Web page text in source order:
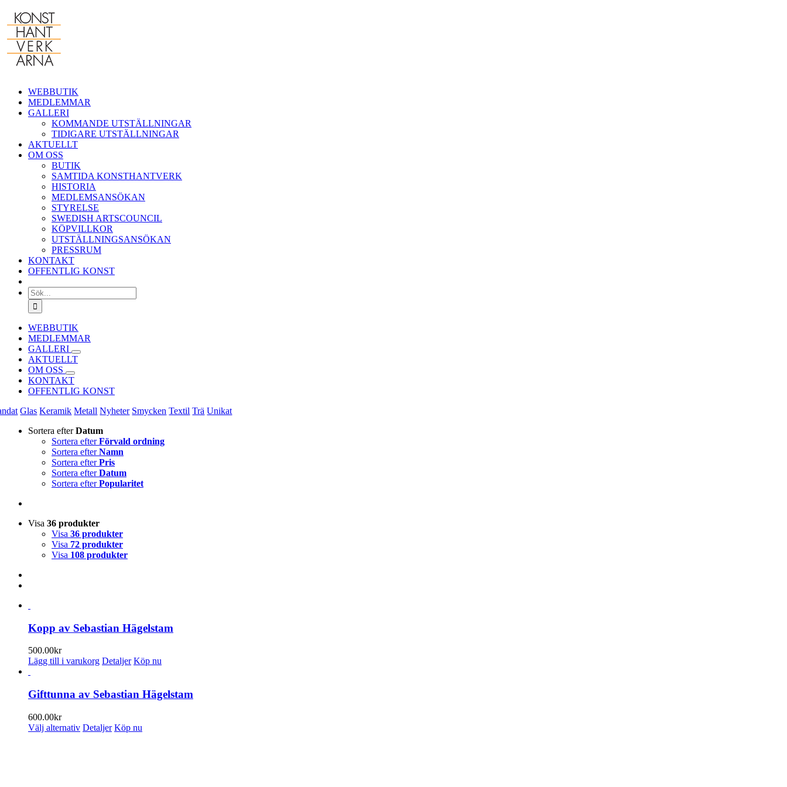
innehållet
WEBBUTIK
MEDLEMMAR
GALLERI
KOMMANDE UTSTÄLLNINGAR
TIDIGARE UTSTÄLLNINGAR
AKTUELLT
OM OSS
BUTIK
SAMTIDA KONSTHANTVERK
HISTORIA
MEDLEMSANSÖKAN
STYRELSE
SWEDISH ARTSCOUNCIL
KÖPVILLKOR
UTSTÄLLNINGSANSÖKAN
PRESSRUM
KONTAKT
OFFENTLIG KONST
Sök
efter:
WEBBUTIK
MEDLEMMAR
GALLERI
AKTUELLT
OM OSS
KONTAKT
OFFENTLIG KONST
Glas Keramik Metall Nyheter Smycken Textil Trä Unikat
Sortera efterDatum
Sortera efterFörvald ordning
Sortera efterNamn
Sortera efterPris
Sortera efterDatum
Sortera efterPopularitet
Visa 36 produkter
Visa 36 produkter
Visa 72 produkter
Visa 108 produkter
Kopp av Sebastian Hägelstam
500.00kr
Lägg till i varukorg Detaljer Köp nu
Gifttunna av Sebastian Hägelstam
600.00kr
Välj alternativ Den
Detaljer Köp nu